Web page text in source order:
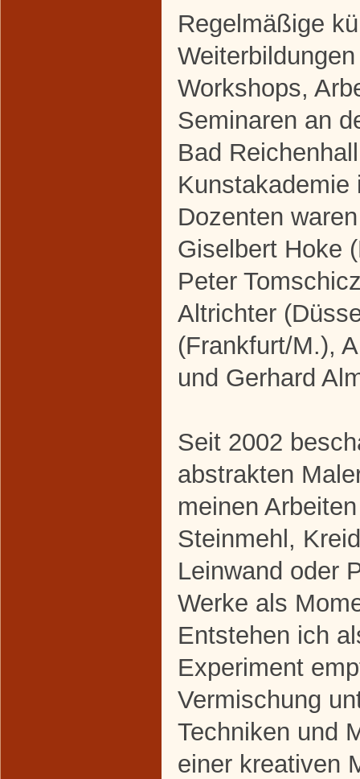
Regelmäßige
Workshops,
Seminaren an
Bad
Kunstakademie
Dozenten
Giselbert Hoke
Peter
Altrichter
(Frankfurt/M.),
und Gerhard
Seit 2002
abstrakten
meinen
Steinmehl,
Leinwand oder
Werke als
Entstehen ich
Experiment
Vermischung
Techniken und
einer kreativen